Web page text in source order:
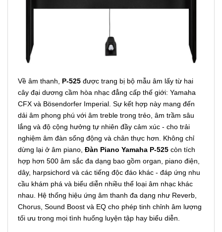
Về âm thanh, P-525 được trang bị bộ mẫu âm lấy từ hai
cây đại dương cầm hòa nhạc đẳng cấp thế giới: Yamaha
CFX và Bösendorfer Imperial. Sự kết hợp này mang đến
dải âm phong phú với âm treble trong trẻo, âm trầm sâu
lắng và độ cộng hưởng tự nhiên đầy cảm xúc - cho trải
nghiệm âm đàn sống động và chân thực hơn. Không chỉ
dừng lại ở âm piano, Đàn Piano Yamaha P-525 còn tích
hợp hơn 500 âm sắc đa dạng bao gồm organ, piano điện,
dây, harpsichord và các tiếng độc đáo khác - đáp ứng nhu
cầu khám phá và biểu diễn nhiều thể loại âm nhạc khác
nhau. Hệ thống hiệu ứng âm thanh đa dạng như Reverb,
Chorus, Sound Boost và EQ cho phép tinh chỉnh âm lượng
tối ưu trong mọi tình huống luyện tập hay biểu diễn.